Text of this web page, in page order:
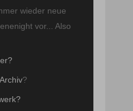
wieder neue
vor... Also
?